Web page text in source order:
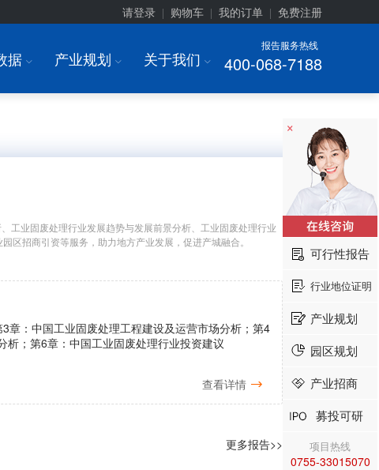
请登录 购物车 我的订单 免费注册
报告服务热线
400-068-7188
据 I 产业规划 I 关于我们 I
工业固废处理行业发展趋势与发展前景分析、工业固废处理行业
招商引资等服务，助力地方产业发展，促进产城融合。
章：中国工业固废处理工程建设及运营市场分析；第4
；第6章：中国工业固废处理行业投资建议
查看详情
更多报告>>
×
可行性报告
行业地位证明
产业规划
园区规划
产业招商
募投可研
项目热线
0755-33015070